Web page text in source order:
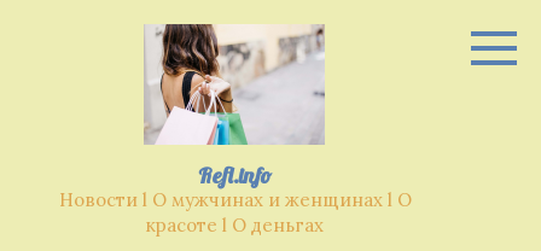
Refl.info
Новости l О мужчинах и женщинах l О
красоте l О деньгах